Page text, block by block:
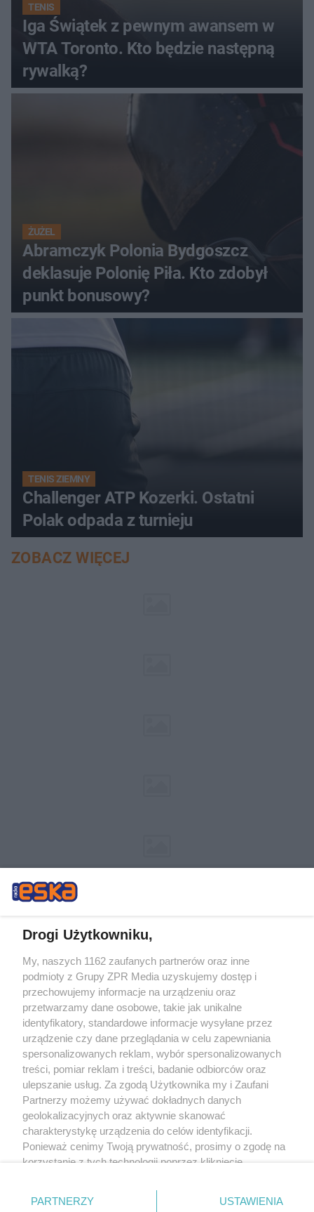
TENIS
Iga Świątek z pewnym awansem w
WTA Toronto. Kto będzie następną
rywalką?
ŻUŻEL
Abramczyk Polonia Bydgoszcz
deklasuje Polonię Piła. Kto zdobył
punkt bonusowy?
TENIS ZIEMNY
Challenger ATP Kozerki. Ostatni
Polak odpada z turnieju
ZOBACZ WIĘCEJ
Żaden utwór zamieszczony w serwisie nie może być powielany i
rozpowszechniany lub dalej rozpowszechniany w jakikolwiek sposób (w
tym także elektroniczny lub mechaniczny) na jakimkolwiek polu
eksploatacji w jakiejkolwiek formie, włącznie z umieszczaniem w Internecie
bez pisemnej zgody właściciela praw. Jakiekolwiek użycie lub
wykorzystanie utworów w całości lub w części z naruszeniem prawa, tzn.
bez właściwej zgody, jest zabronione pod groźbą kary i może być ścigane
prawnie.
O nas
Drogi Użytkowniku,
My, naszych 1162 zaufanych partnerów oraz inne
podmioty z Grupy ZPR Media uzyskujemy dostęp i
przechowujemy informacje na urządzeniu oraz
przetwarzamy dane osobowe, takie jak unikalne
identyfikatory, standardowe informacje wysyłane przez
urządzenie czy dane przeglądania w celu zapewniania
spersonalizowanych reklam, wybór spersonalizowanych
treści, pomiar reklam i treści, badanie odbiorców oraz
ulepszanie usług. Za zgodą Użytkownika my i Zaufani
Partnerzy możemy używać dokładnych danych
geolokalizacyjnych oraz aktywnie skanować
charakterystykę urządzenia do celów identyfikacji.
Ponieważ cenimy Twoją prywatność, prosimy o zgodę na
korzystanie z tych technologii poprzez kliknięcie
zmienić/wycofać klikając przycisk ustawień prywatności
PARTNERZY USTAWIENIA